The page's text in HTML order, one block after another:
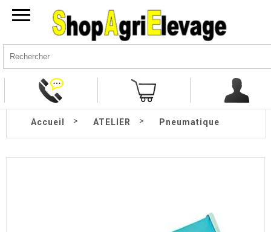
Accueil > ATELIER > Pneumatique